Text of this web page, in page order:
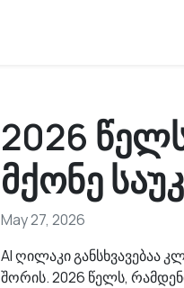
2026
მქონე
May 27, 2026
AI ღილაკი განსხვავებაა
შორის. 2026 წელს,